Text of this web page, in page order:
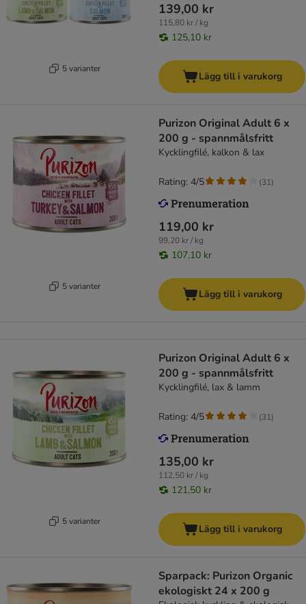
5 varianter
139,00 kr
115,80 kr / kg
125,10 kr
Lägg till i varukorg
5 varianter
Purizon Original Adult 6 x
200 g - spannmålsfritt
Kycklingfilé, kalkon & lax
119,00 kr
99,20 kr / kg
107,10 kr
Rating: 4/5 (31)
Lägg till i varukorg
5 varianter
Purizon Original Adult 6 x
200 g - spannmålsfritt
Kycklingfilé, lax & lamm
135,00 kr
112,50 kr / kg
121,50 kr
Rating: 4/5 (31)
Lägg till i varukorg
Sparpack: Purizon Organic
ekologiskt 24 x 200 g